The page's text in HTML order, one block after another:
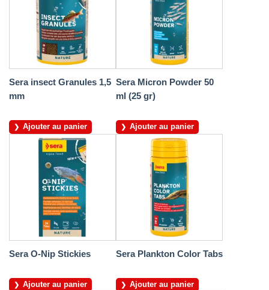
Sera insect Granules 1,5
mm
Ajouter au panier
Sera Micron Powder 50
ml (25 gr)
Ajouter au panier
Sera O-Nip Stickies
Ajouter au panier
Sera Plankton Color Tabs
Ajouter au panier